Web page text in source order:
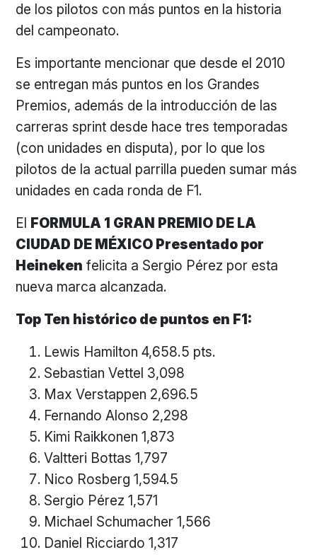
de los pilotos con más puntos en la historia
del campeonato.
Es importante mencionar que desde el 2010
se entregan más puntos en los Grandes
Premios, además de la introducción de las
carreras sprint desde hace tres temporadas
(con unidades en disputa), por lo que los
pilotos de la actual parrilla pueden sumar más
unidades en cada ronda de F1.
El FORMULA 1 GRAN PREMIO DE LA
CIUDAD DE MÉXICO Presentado por
Heineken felicita a Sergio Pérez por esta
nueva marca alcanzada.
Top Ten histórico de puntos en F1:
Lewis Hamilton 4,658.5 pts.
Sebastian Vettel 3,098
Max Verstappen 2,696.5
Fernando Alonso 2,298
Kimi Raikkonen 1,873
Valtteri Bottas 1,797
Nico Rosberg 1,594.5
Sergio Pérez 1,571
Michael Schumacher 1,566
Daniel Ricciardo 1,317